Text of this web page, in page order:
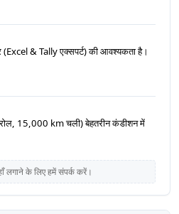
& Tally एक्सपर्ट) की आवश्यकता है।
15,000 km चली) बेहतरीन कंडीशन में
लगाने के लिए हमें संपर्क करें।